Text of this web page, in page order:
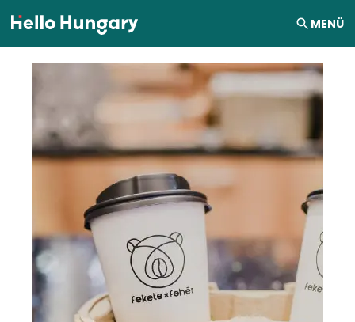
Ugrás a tartalomhoz MENÜ